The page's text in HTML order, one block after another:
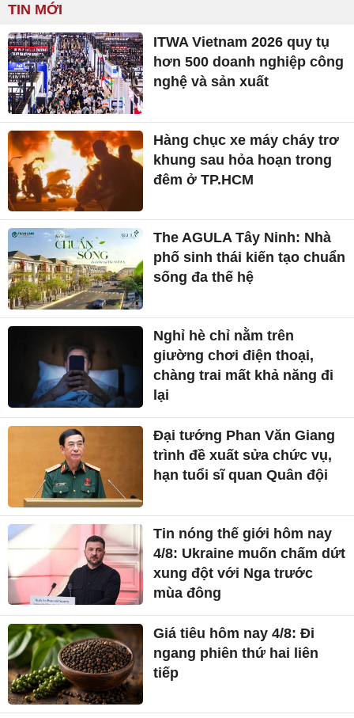
TIN MỚI
ITWA Vietnam 2026 quy tụ
hơn 500 doanh nghiệp công
nghệ và sản xuất
Hàng chục xe máy cháy trơ
khung sau hỏa hoạn trong
đêm ở TP.HCM
The AGULA Tây Ninh: Nhà
phố sinh thái kiến tạo chuẩn
sống đa thế hệ
Nghỉ hè chỉ nằm trên
giường chơi điện thoại,
chàng trai mất khả năng đi
lại
Đại tướng Phan Văn Giang
trình đề xuất sửa chức vụ,
hạn tuổi sĩ quan Quân đội
Tin nóng thế giới hôm nay
4/8: Ukraine muốn chấm dứt
xung đột với Nga trước
mùa đông
Giá tiêu hôm nay 4/8: Đi
ngang phiên thứ hai liên
tiếp